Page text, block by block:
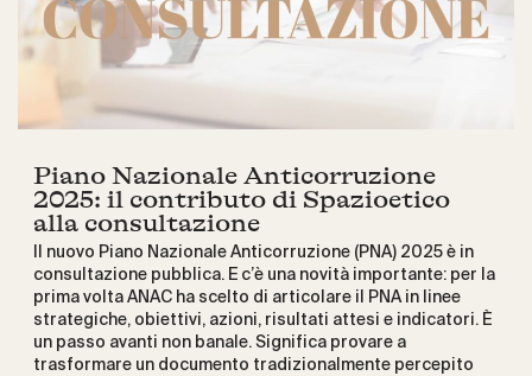
Piano Nazionale Anticorruzione
2025: il contributo di Spazioetico
alla consultazione
Il nuovo Piano Nazionale Anticorruzione (PNA) 2025 è in
consultazione pubblica. E c’è una novità importante: per la
prima volta ANAC ha scelto di articolare il PNA in linee
strategiche, obiettivi, azioni, risultati attesi e indicatori. È
un passo avanti non banale. Significa provare a
trasformare un documento tradizionalmente percepito